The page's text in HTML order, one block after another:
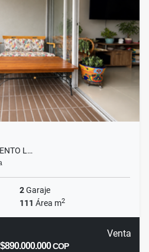
L…
2Garaje
111 Área m2
Venta
$890.000.000COP